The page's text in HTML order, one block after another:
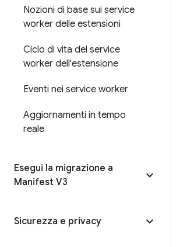
Nozioni di base sui service
worker delle estensioni
Ciclo di vita del service
worker dell'estensione
Eventi nei service worker
Aggiornamenti in tempo
reale
Esegui la migrazione a
Manifest V3
Sicurezza e privacy